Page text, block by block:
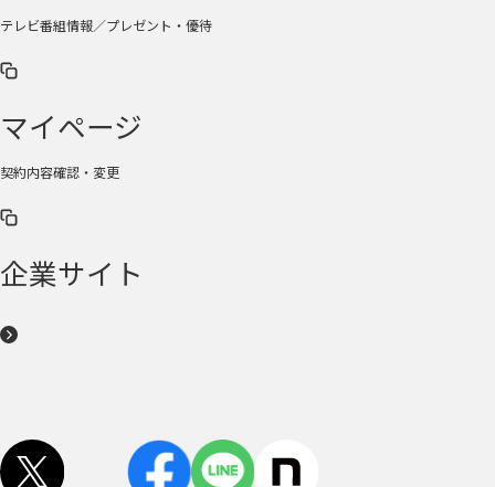
テレビ番組情報／プレゼント・優待
マイページ
契約内容確認・変更
企業サイト